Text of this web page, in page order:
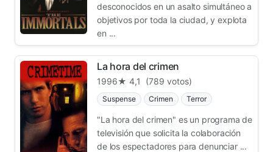
desconocidos en un asalto simultáneo a
objetivos por toda la ciudad, y explota
en ...
La hora del crimen
1996★ 4,1 (789 votos)
Suspense Crimen Terror
"La hora del crimen" es un programa de
televisión que solicita la colaboración
de los espectadores para denunciar ...